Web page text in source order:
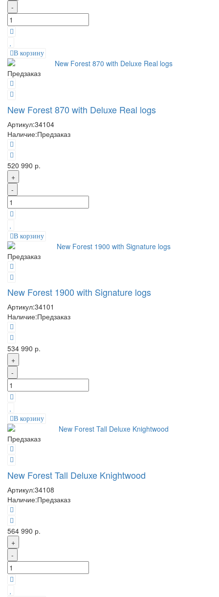
-
В корзину
Предзаказ
New Forest 870 with Deluxe Real logs
Артикул:34104
Наличие:Предзаказ
520 990 р.
+
-
В корзину
Предзаказ
New Forest 1900 with Signature logs
Артикул:34101
Наличие:Предзаказ
534 990 р.
+
-
В корзину
Предзаказ
New Forest Tall Deluxe Knightwood
Артикул:34108
Наличие:Предзаказ
564 990 р.
+
-